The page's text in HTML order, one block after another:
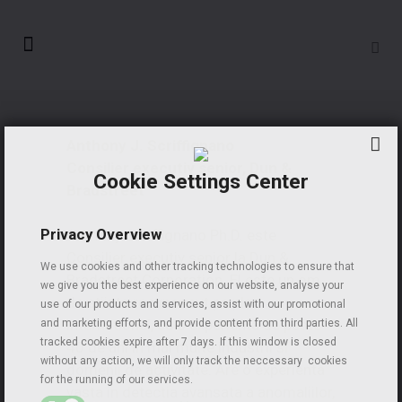
Anthony J. Scriffignano
Bradstreet
Anthony Scriffignano Ph.D. este
Consilier executiv senior la Dun &
Bradstreet Corporation. El este un om
de stiinta recunoscut pe plan
international, cu o experienta de peste
40 de ani in mai multe industrii si
domenii de activitate. Are o experienta
vasta in detectia avansata a anomaliilor,
Cookie Settings Center
Privacy Overview
We use cookies and other tracking technologies to ensure that
we give you the best experience on our website, analyse your
use of our products and services, assist with our promotional
and marketing efforts, and provide content from third parties. All
tracked cookies expire after 7 days. If this window is closed
without any action, we will only track the neccessary cookies
for the running of our services.